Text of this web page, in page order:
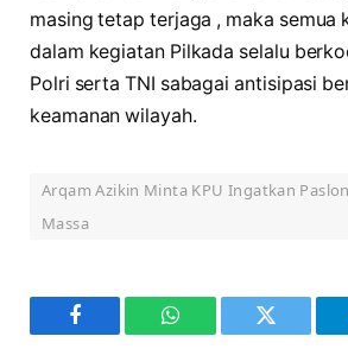
masing tetap terjaga , maka semua
dalam kegiatan Pilkada selalu
Polri serta TNI sabagai antisipasi
keamanan wilayah.
Arqam Azikin Minta KPU Ingatkan
Massa
Facebook WhatsAppTwitter